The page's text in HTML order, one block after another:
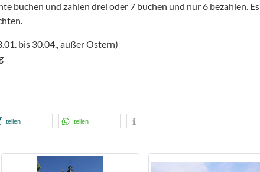
buchen und zahlen drei oder 7 buchen und nur 6 bezahlen. Es
bis 30.04., außer Ostern)
teilen teilen